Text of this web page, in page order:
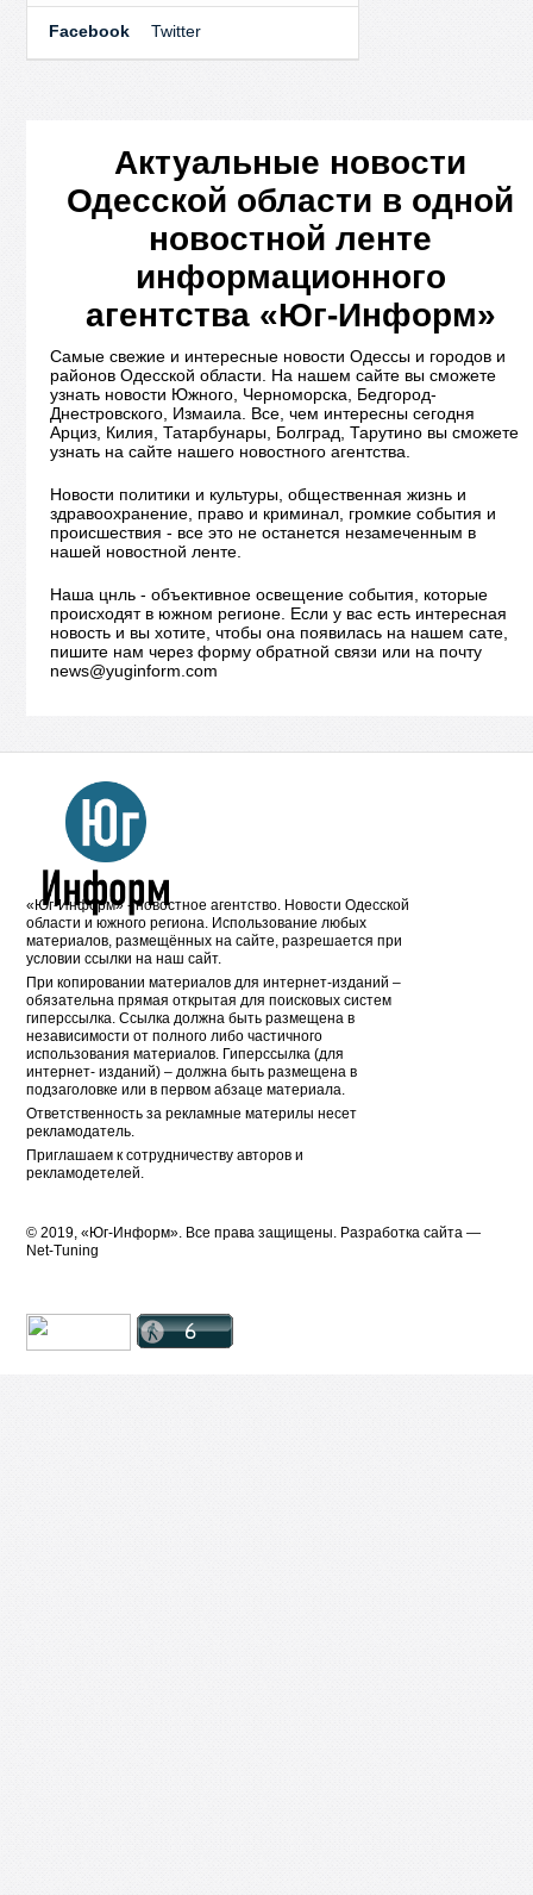
Facebook Twitter
Актуальные новости
Одесской области в одной
новостной ленте
информационного
агентства «Юг-Информ»
Самые свежие и интересные новости Одессы и городов и
районов Одесской области. На нашем сайте вы сможете
узнать новости Южного, Черноморска, Бедгород-
Днестровского, Измаила. Все, чем интересны сегодня
Арциз, Килия, Татарбунары, Болград, Тарутино вы сможете
узнать на сайте нашего новостного агентства.
Новости политики и культуры, общественная жизнь и
здравоохранение, право и криминал, громкие события и
происшествия - все это не останется незамеченным в
нашей новостной ленте.
Наша цнль - объективное освещение события, которые
происходят в южном регионе. Если у вас есть интересная
новость и вы хотите, чтобы она появилась на нашем сате,
пишите нам через форму обратной связи или на почту
news@yuginform.com
«Юг-Информ» - новостное агентство. Новости Одесской
области и южного региона. Использование любых
материалов, размещённых на сайте, разрешается при
условии ссылки на наш сайт.
При копировании материалов для интернет-изданий –
обязательна прямая открытая для поисковых систем
гиперссылка. Ссылка должна быть размещена в
независимости от полного либо частичного
использования материалов. Гиперссылка (для
интернет- изданий) – должна быть размещена в
подзаголовке или в первом абзаце материала.
Ответственность за рекламные материлы несет
рекламодатель.
Приглашаем к сотрудничеству авторов и
рекламодетелей.
© 2019, «Юг-Информ». Все права защищены. Разработка cайта —
Net-Tuning